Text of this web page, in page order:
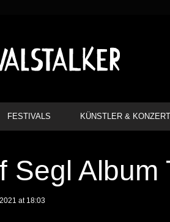
FESTIVALS KÜNSTLER &
Segl Album
at 18:03